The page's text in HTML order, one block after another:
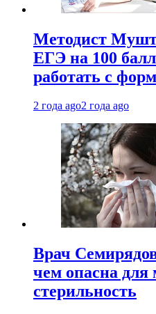
Методист
ЕГЭ на 100
работать с
2 года ago2 года ago
Врач
чем опасна для
стерильность